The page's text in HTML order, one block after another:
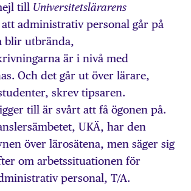
till Universitetslärarens
administrativ personal går på
blir utbrända,
är i nivå med
Och det går ut över lärare,
skrev tipsaren.
till är svårt att få ögonen på.
UKÄ, har den
över lärosätena, men säger sig
om arbetssituationen för
personal, T/A.